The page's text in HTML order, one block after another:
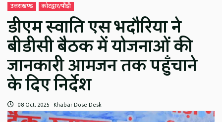
उत्तराखण्ड कोटद्वार/पौड़ी
डीएम स्वाति एस भदौरिया ने
बीडीसी बैठक में योजनाओं की
जानकारी आमजन तक पहुँचाने
के दिए निर्देश
08 Oct, 2025 Khabar Dose Desk